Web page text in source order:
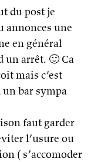
du post je
annonces une
en général
un arrêt. 🙂 Ca
mais c’est
bar sympa
faut garder
l’usure ou
( s’accomoder